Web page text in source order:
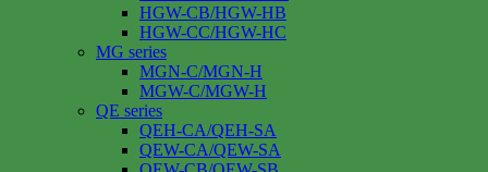
HGW-CB/HGW-HB
HGW-CC/HGW-HC
MG series
MGN-C/MGN-H
MGW-C/MGW-H
QE series
QEH-CA/QEH-SA
QEW-CA/QEW-SA